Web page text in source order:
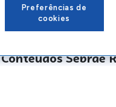
Conteúdos Sebrae
Preferências de
cookies